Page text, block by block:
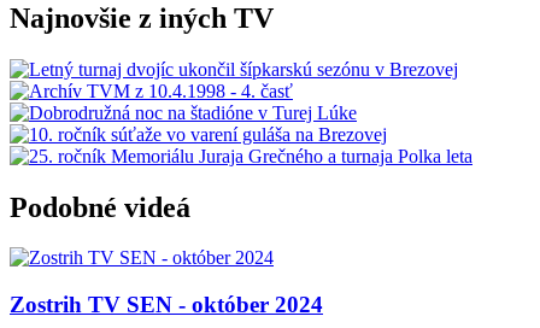
Najnovšie z iných TV
Podobné videá
Zostrih TV SEN - október 2024